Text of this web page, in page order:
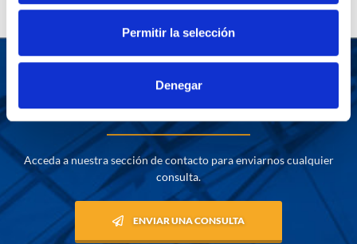
Permitir la selección
Denegar
nuestros servicios?
Acceda a nuestra sección de contacto para enviarnos cualquier
consulta.
ENVIAR UNA CONSULTA